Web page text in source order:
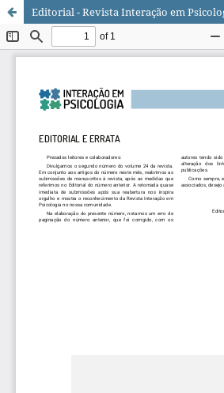
Editorial - Revista Interação em